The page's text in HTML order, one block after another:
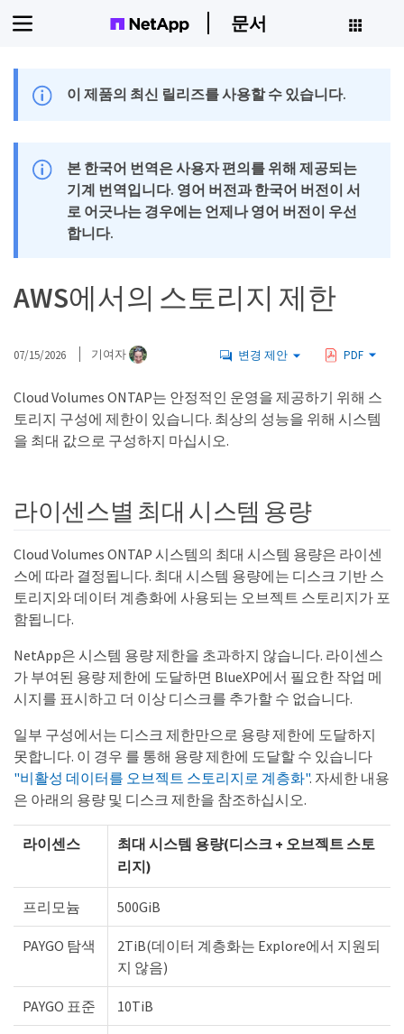
문서
이 제품의 최신 릴리즈를 사용할 수 있습니다.
본 한국어 번역은 사용자 편의를 위해 제공되는
기계 번역입니다. 영어 버전과 한국어 버전이 서
로 어긋나는 경우에는 언제나 영어 버전이 우선
합니다.
AWS에서의 스토리지 제한
07/15/2026 기여자 변경 제안 PDF
Cloud Volumes ONTAP는 안정적인 운영을 제공하기 위해 스
토리지 구성에 제한이 있습니다. 최상의 성능을 위해 시스템
을 최대 값으로 구성하지 마십시오.
라이센스별 최대 시스템 용량
Cloud Volumes ONTAP 시스템의 최대 시스템 용량은 라이센
스에 따라 결정됩니다. 최대 시스템 용량에는 디스크 기반 스
토리지와 데이터 계층화에 사용되는 오브젝트 스토리지가 포
함됩니다.
NetApp은 시스템 용량 제한을 초과하지 않습니다. 라이센스
가 부여된 용량 제한에 도달하면 BlueXP에서 필요한 작업 메
시지를 표시하고 더 이상 디스크를 추가할 수 없습니다.
일부 구성에서는 디스크 제한만으로 용량 제한에 도달하지
못합니다. 이 경우 를 통해 용량 제한에 도달할 수 있습니다
"비활성 데이터를 오브젝트 스토리지로 계층화". 자세한 내용
은 아래의 용량 및 디스크 제한을 참조하십시오.
라이센스
최대 시스템 용량(디스크 + 오브젝트 스토
리지)
프리모늄 500GiB
PAYGO 탐색
2TiB(데이터 계층화는 Explore에서 지원되
지 않음)
PAYGO 표준 10TiB